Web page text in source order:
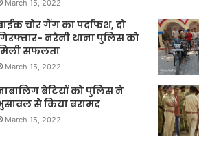
March 15, 2022
चोर गैंग का पर्दाफश, दो
नरैनी थाना पुलिस को
सफलता
March 15, 2022
बेटियों को पुलिस ने
से किया बरामद
March 15, 2022